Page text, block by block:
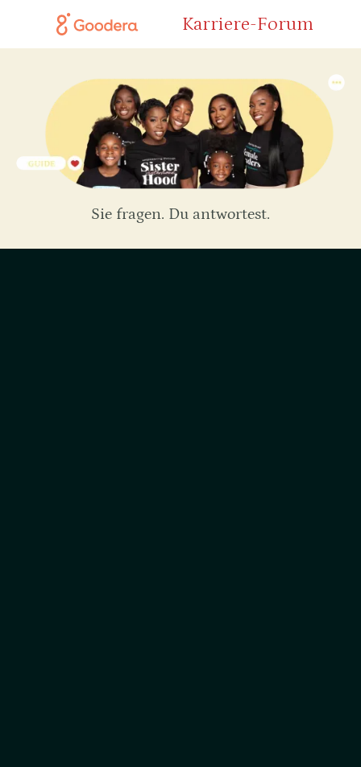
Karriere-Forum
Sie fragen. Du antwortest.